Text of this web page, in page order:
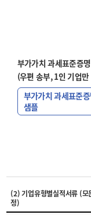
부가가치 과세표준증명
(우편 송부, 1인 기업만
부가가치 과세표준
샘플
(2) 기업유형별실적서류 (모
정)